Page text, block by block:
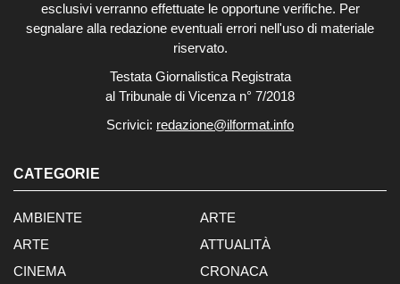
esclusivi verranno effettuate le opportune verifiche. Per
segnalare alla redazione eventuali errori nell'uso di materiale
riservato.
Testata Giornalistica Registrata
al Tribunale di Vicenza n° 7/2018
Scrivici: redazione@ilformat.info
CATEGORIE
AMBIENTE
ARTE
ARTE
ATTUALITÀ
CINEMA
CRONACA